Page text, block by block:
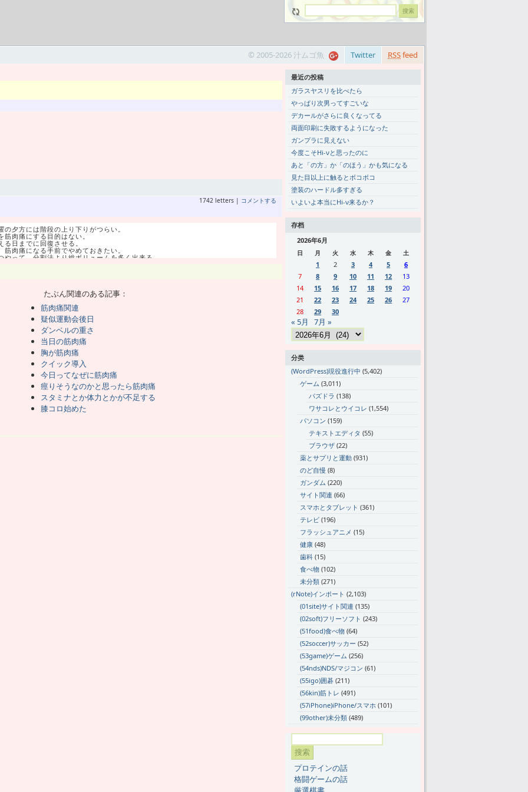
RSSfeed
Twitter
© 2005-2026 汁ムゴ魚
1742 letters | コメントする
夕方には階段の上り下りがつらい。
肉痛にする目的はない。
日までに回復させる。
肉痛になる手前でやめておきたい。
って、分割法より総ボリュームを多く出来る。
ら大成功。
早起きなので夕方にはもう来てた。
同じ事しかしてない。
しれないのでハーフ筋トレデーにした。
でやめる日。
目やった満足感も得られる。
の種目で結構カーフを刺激してると気づいた。
まり心配いらないかも知れない。
わらず夕方筋肉痛になれば、体調おかしいかも。
事にも注目する必要があるかも知れない。
ないし。
あるかもね。
たぶん関連のある記事：
筋肉痛関連
疑似運動会後日
ダンベルの重さ
当日の筋肉痛
胸が筋肉痛
クイック導入
今日ってなぜに筋肉痛
痙りそうなのかと思ったら筋肉痛
スタミナとか体力とかが不足する
膝コロ始めた
最近の投稿
ガラスヤスリを比べたら
やっぱり次男ってすごいな
デカールがさらに良くなってる
両面印刷に失敗するようになった
ガンプラに見えない
今度こそHi-νと思ったのに
あと「の方」か「のほう」かも気になる
見た目以上に触るとボコボコ
塗装のハードル多すぎる
いよいよ本当にHi-ν来るか？
存档
2026年6月
日 月 火 水 木 金 土
1 2 3 4 5
6
7
8 9 10 11 12
13
14
15 16 17 18 19
20
21
22 23 24 25 26
27
28
29 30
« 5月 7月 »
分类
(WordPress)現役進行中 (5,402)
ゲーム (3,011)
パズドラ (138)
ワサコレとウイコレ (1,554)
パソコン (159)
テキストエディタ (55)
ブラウザ (22)
薬とサプリと運動 (931)
のど自慢 (8)
ガンダム (220)
サイト関連 (66)
スマホとタブレット (361)
テレビ (196)
フラッシュアニメ (15)
健康 (48)
歯科 (15)
食べ物 (102)
未分類 (271)
(rNote)インポート (2,103)
(01site)サイト関連 (135)
(02soft)フリーソフト (243)
(51food)食べ物 (64)
(52soccer)サッカー (52)
(53game)ゲーム (256)
(54nds)NDS/マジコン (61)
(55igo)囲碁 (211)
(56kin)筋トレ (491)
(57iPhone)iPhone/スマホ (101)
(99other)未分類 (489)
プロテインの話
格闘ゲームの話